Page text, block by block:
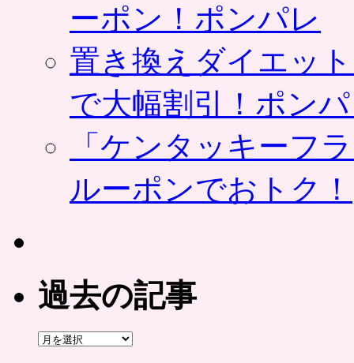
ーポン！ポンパレ
置き換えダイエッ
で大幅割引！ポン
「ケンタッキーフ
ルーポンでおトク！
過去の記事
過